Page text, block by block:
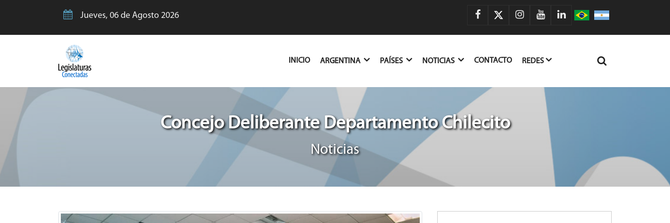
Jueves, 06 de Agosto 2026
INICIO(CURRENT)
ARGENTINA PAÍSES NOTICIAS CONTACTO REDES
Concejo Deliberante Departamento Chilecito
Noticias